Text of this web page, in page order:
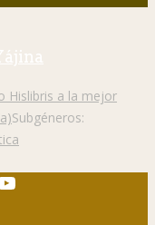
Hislibris a la mejor
Subgéneros: